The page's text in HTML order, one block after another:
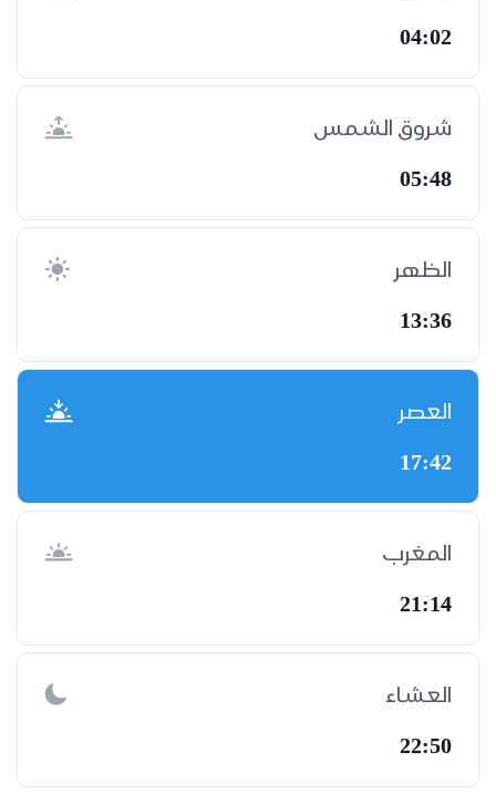
04:02
شروق الشمس
05:48
الظهر
13:36
العصر
17:42
المغرب
21:14
العشاء
22:50